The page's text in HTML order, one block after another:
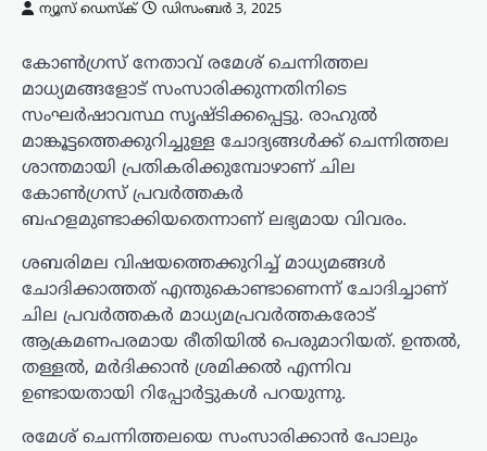
ന്യൂസ് ഡെസ്ക് ഡിസംബർ 3, 2025
കോൺഗ്രസ് നേതാവ് രമേശ് ചെന്നിത്തല
മാധ്യമങ്ങളോട് സംസാരിക്കുന്നതിനിടെ
സംഘർഷാവസ്ഥ സൃഷ്ടിക്കപ്പെട്ടു. രാഹുൽ
മാങ്കൂട്ടത്തെക്കുറിച്ചുള്ള ചോദ്യങ്ങൾക്ക് ചെന്നിത്തല
ശാന്തമായി പ്രതികരിക്കുമ്പോഴാണ് ചില
കോൺഗ്രസ് പ്രവർത്തകർ
ബഹളമുണ്ടാക്കിയതെന്നാണ് ലഭ്യമായ വിവരം.
ശബരിമല വിഷയത്തെക്കുറിച്ച് മാധ്യമങ്ങൾ
ചോദിക്കാത്തത് എന്തുകൊണ്ടാണെന്ന് ചോദിച്ചാണ്
ചില പ്രവർത്തകർ മാധ്യമപ്രവർത്തകരോട്
ആക്രമണപരമായ രീതിയിൽ പെരുമാറിയത്. ഉന്തൽ,
തള്ളൽ, മർദിക്കാൻ ശ്രമിക്കൽ എന്നിവ
ഉണ്ടായതായി റിപ്പോർട്ടുകൾ പറയുന്നു.
രമേശ് ചെന്നിത്തലയെ സംസാരിക്കാൻ പോലും